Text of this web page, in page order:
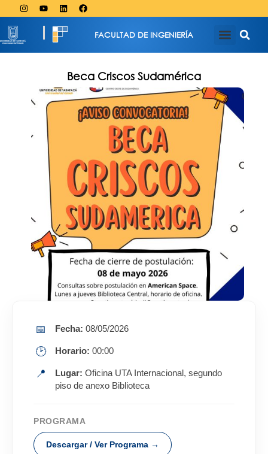
FACULTAD DE INGENIERÍA
Beca Criscos Sudamérica
📅 Fecha: 08/05/2026
🕑 Horario: 00:00
📍 Lugar: Oficina UTA Internacional, segundo
piso de anexo Biblioteca
PROGRAMA
Descargar / Ver Programa →